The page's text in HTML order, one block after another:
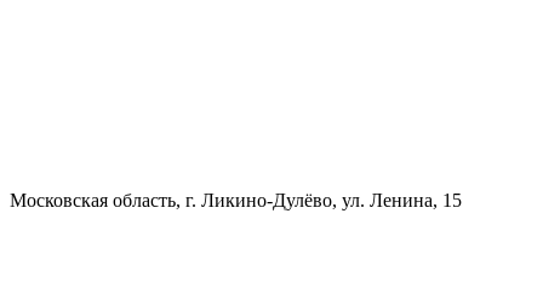
Московская область, г. Ликино-Дулёво, ул. Ленина, 15